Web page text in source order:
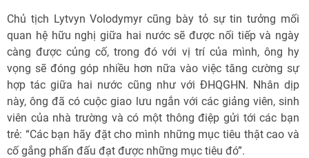
Chủ tịch Lytvyn Volodymyr cũng bày tỏ sự tin tưởng mối
quan hệ hữu nghị giữa hai nước sẽ được nối tiếp và ngày
càng được củng cố, trong đó với vị trí của mình, ông hy
vọng sẽ đóng góp nhiều hơn nữa vào việc tăng cường sự
hợp tác giữa hai nước cũng như với ĐHQGHN. Nhân dịp
này, ông đã có cuộc giao lưu ngắn với các giảng viên, sinh
viên của nhà trường và có một thông điệp gửi tới các bạn
trẻ: “Các bạn hãy đặt cho mình những mục tiêu thật cao và
cố gắng phấn đấu đạt được những mục tiêu đó”.